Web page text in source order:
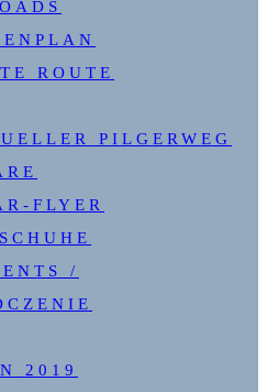
ROUTE
PILGERWEG
FLYER
/
2019